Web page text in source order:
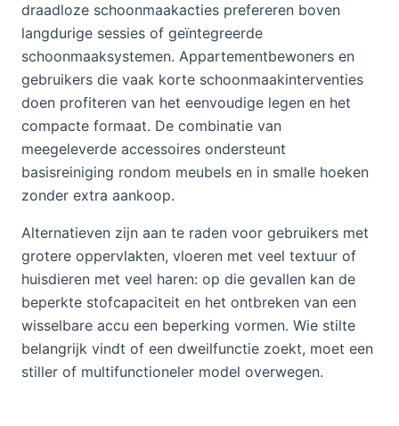
draadloze schoonmaakacties prefereren boven
langdurige sessies of geïntegreerde
schoonmaaksystemen. Appartementbewoners en
gebruikers die vaak korte schoonmaakinterventies
doen profiteren van het eenvoudige legen en het
compacte formaat. De combinatie van
meegeleverde accessoires ondersteunt
basisreiniging rondom meubels en in smalle hoeken
zonder extra aankoop.
Alternatieven zijn aan te raden voor gebruikers met
grotere oppervlakten, vloeren met veel textuur of
huisdieren met veel haren: op die gevallen kan de
beperkte stofcapaciteit en het ontbreken van een
wisselbare accu een beperking vormen. Wie stilte
belangrijk vindt of een dweilfunctie zoekt, moet een
stiller of multifunctioneler model overwegen.